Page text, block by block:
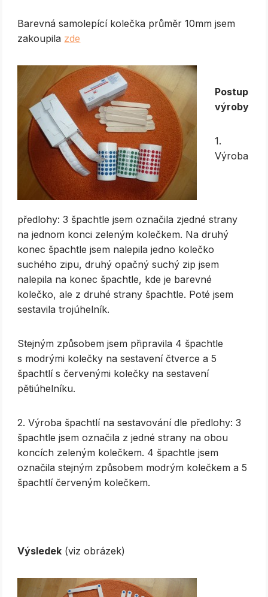
Barevná samolepící kolečka průměr 10mm jsem
zakoupila zde
Postup
výroby
1.
Výroba
předlohy: 3 špachtle jsem označila zjedné strany
na jednom konci zeleným kolečkem. Na druhý
konec špachtle jsem nalepila jedno kolečko
suchého zipu, druhý opačný suchý zip jsem
nalepila na konec špachtle, kde je barevné
kolečko, ale z druhé strany špachtle. Poté jsem
sestavila trojúhelník.
Stejným způsobem jsem připravila 4 špachtle
s modrými kolečky na sestavení čtverce a 5
špachtlí s červenými kolečky na sestavení
pětiúhelníku.
2. Výroba špachtlí na sestavování dle předlohy: 3
špachtle jsem označila z jedné strany na obou
koncích zeleným kolečkem. 4 špachtle jsem
označila stejným způsobem modrým kolečkem a 5
špachtlí červeným kolečkem.
Výsledek (viz obrázek)